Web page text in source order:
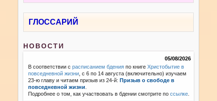
ГЛОССАРИЙ
НОВОСТИ
05/08/2026
В соответствии срасписанием бдения по книгеХристобытие в
повседневной жизни , с 6 по 14 августа (включительно) изучаем
23-ю главу и читаем призыв из 24-й:Призыв о свободе в
повседневной жизни
Подробнее о том, как участвовать в бдении смотрите поссылке